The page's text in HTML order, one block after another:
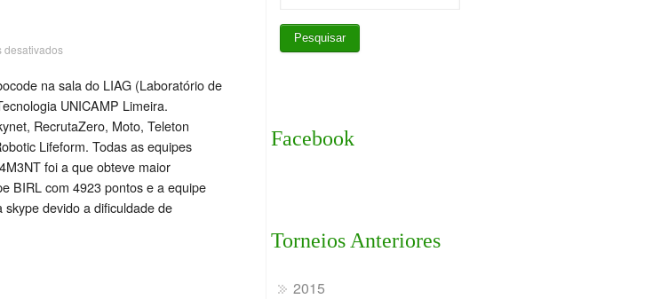
desativados
na sala do LIAG (Laboratório de
UNICAMP Limeira.
RecrutaZero, Moto, Teleton
Lifeform. Todas as equipes
foi a que obteve maior
BIRL com 4923 pontos e a equipe
devido a dificuldade de
Facebook
Torneios Anteriores
2015